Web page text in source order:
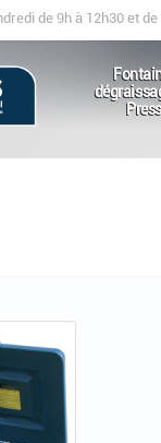
de 9h à 12h30 et